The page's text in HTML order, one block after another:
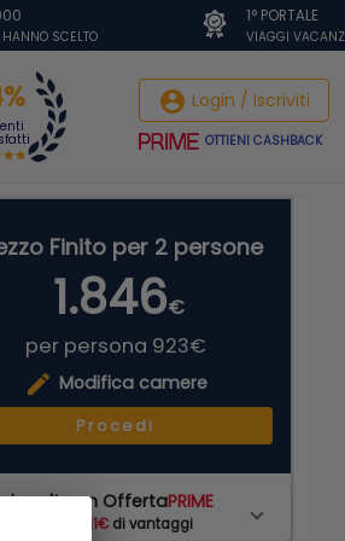
SCELTO
1° PORTALE
VIAGGI
account_circle Login / Iscriviti
OTTIENI CASHBACK
Finito per 2 persone
1.846€
per persona 923€
edit Modifica camere
Procedi
scelto un OffertaPRIME
111€di vantaggi